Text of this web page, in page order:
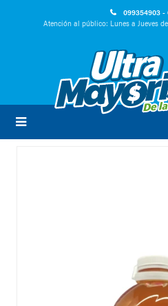
099354903 -
Atención al público: Lunes a Jueves
